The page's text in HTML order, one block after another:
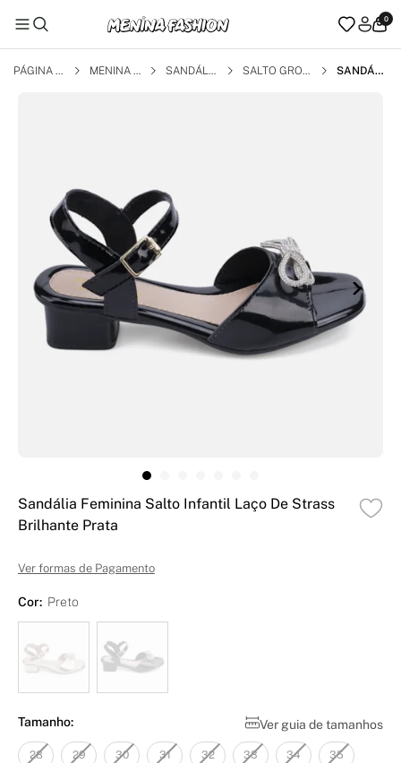
0
PÁGINA I
MENINA F
SANDÁLI
SALTO GROS
SANDÁLI
Sandália Feminina Salto Infantil Laço De Strass
Brilhante Prata
Ver formas de Pagamento
Cor: Preto
Ver guia de tamanhos
Tamanho:
28 29 30 31 32 33 34 35